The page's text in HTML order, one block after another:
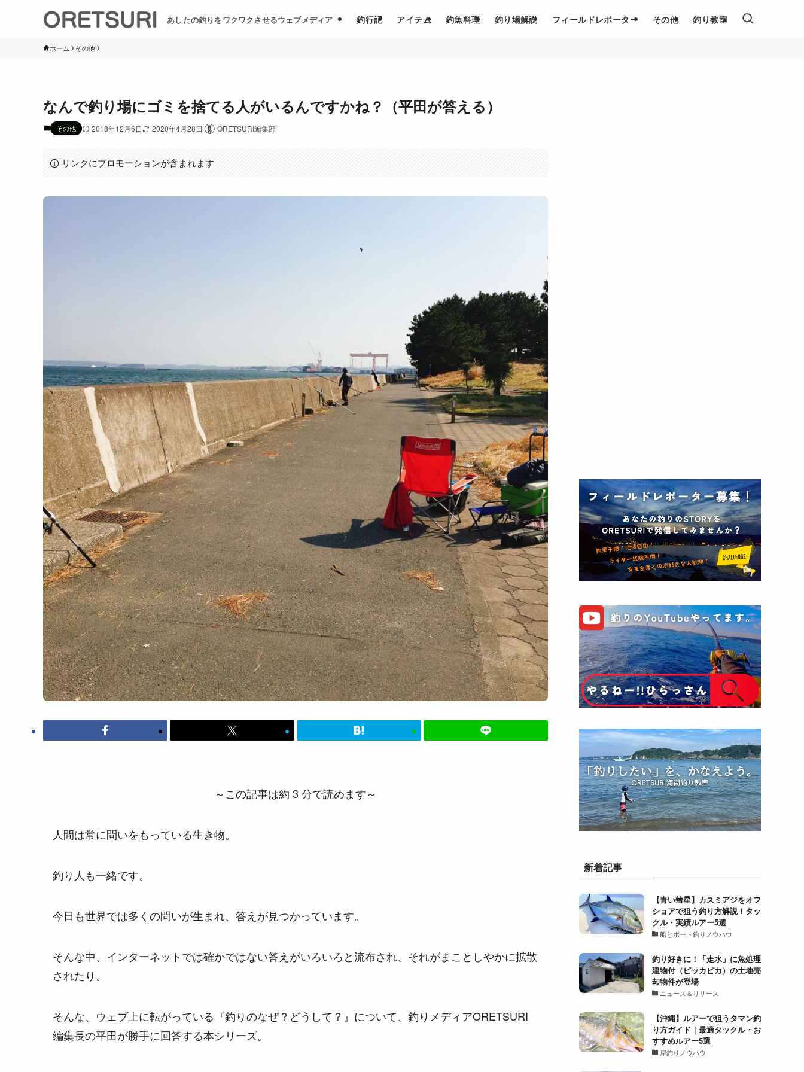
あしたの釣りをワクワクさせるウェブメディア 釣行記 アイテム 釣魚料理 釣り場解説 フィールドレポーター その他 釣り教室
ホーム その他
なんで釣り場にゴミを捨てる人がいるんですかね？（平田が答える）
その他 2018年12月6日 2020年4月28日 ORETSURI編集部
リンクにプロモーションが含まれます
～この記事は約 3 分で読めます～
人間は常に問いをもっている生き物。
釣り人も一緒です。
今日も世界では多くの問いが生まれ、答えが見つかっています。
そんな中、インターネットでは確かではない答えがいろいろと流布され、それがまことしやかに拡散
されたり。
そんな、ウェブ上に転がっている『釣りのなぜ？どうして？』について、釣りメディアORETSURI
編集長の平田が勝手に回答する本シリーズ。
新着記事
【青い彗星】カスミアジをオフ
ショアで狙う釣り方解説！タッ
クル・実績ルアー5選
船とボート釣りノウハウ
釣り好きに！「走水」に魚処理
建物付（ピッカピカ）の土地売
却物件が登場
ニュース＆リリース
【沖縄】ルアーで狙うタマン釣
り方ガイド｜最適タックル・お
すすめルアー5選
岸釣りノウハウ